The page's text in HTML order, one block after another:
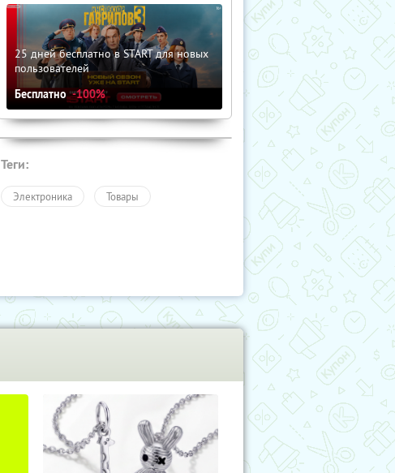
25 дней бесплатно в START для новых
пользователей
Бесплатно -100%
Теги:
Электроника Товары